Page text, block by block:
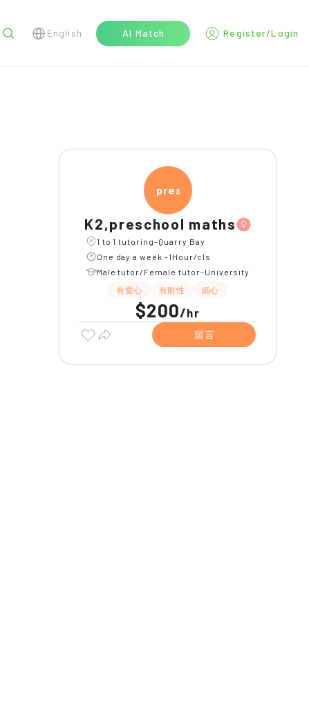
English AI Match Register/Login
presc
K2,preschool maths
1 to 1 tutoring-Quarry Bay
One day a week -1Hour/cls
Male tutor/Female tutor-University
有愛心
有耐性 細心
$200/hr
留言